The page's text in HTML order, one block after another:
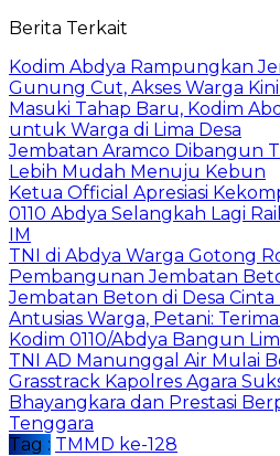
Berita Terkait
Kodim Abdya Rampungkan
Gunung Cut, Akses Warga
Masuki Tahap Baru, Kodim
untuk Warga di Lima Desa
Jembatan Aramco Dibangun
Lebih Mudah Menuju Kebun
Ketua Official Apresiasi
0110 Abdya Selangkah Lagi
IM
TNI di Abdya Warga Gotong
Pembangunan Jembatan
Jembatan Beton di Desa
Antusias Warga, Petani:
Kodim 0110/Abdya Bangun
TNI AD Manunggal Air Mulai
Grasstrack Kapolres Agara
Bhayangkara dan Prestasi
Tenggara
Tag : TMMD ke-128